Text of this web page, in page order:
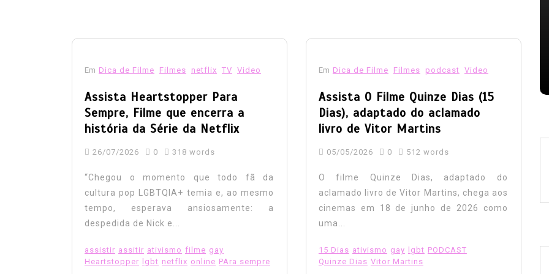
Em Dica de Filme Filmes netflix TV Video
Assista Heartstopper Para
Sempre, Filme que encerra a
história da Série da Netflix
26/07/2026 0 318 words
“Chegou o momento que todo fã da
cultura pop LGBTQIA+ temia e, ao mesmo
tempo, esperava ansiosamente: a
despedida de Nick e...
assistir assitir ativismo filme gay
Heartstopper
lgbt netflix online PAra sempre
Em Dica de Filme Filmes podcast Video
Assista O Filme Quinze Dias (15
Dias), adaptado do aclamado
livro de Vitor Martins
05/05/2026 0 512 words
O filme Quinze Dias, adaptado do
aclamado livro de Vitor Martins, chega aos
cinemas em 18 de junho de 2026 como
uma...
15 Dias ativismo gay lgbt PODCAST
Quinze Dias Vitor Martins
forcas armadas gay historica indenizacao
oms hiv Orgulho TV prevencao hiv